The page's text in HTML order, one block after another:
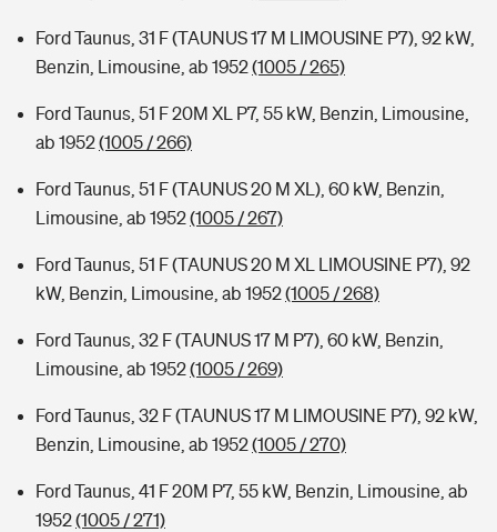
Ford Taunus, 31 F (TAUNUS 17 M LIMOUSINE P7), 92 kW,
Benzin, Limousine, ab 1952(1005 / 265)
Ford Taunus, 51 F 20M XL P7, 55 kW, Benzin, Limousine,
ab 1952(1005 / 266)
Ford Taunus, 51 F (TAUNUS 20 M XL), 60 kW, Benzin,
Limousine, ab 1952(1005 / 267)
Ford Taunus, 51 F (TAUNUS 20 M XL LIMOUSINE P7), 92
kW, Benzin, Limousine, ab 1952(1005 / 268)
Ford Taunus, 32 F (TAUNUS 17 M P7), 60 kW, Benzin,
Limousine, ab 1952(1005 / 269)
Ford Taunus, 32 F (TAUNUS 17 M LIMOUSINE P7), 92 kW,
Benzin, Limousine, ab 1952(1005 / 270)
Ford Taunus, 41 F 20M P7, 55 kW, Benzin, Limousine, ab
1952(1005 / 271)